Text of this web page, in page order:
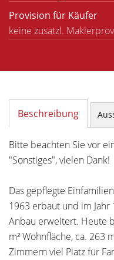
Provision für Käufer
keine zusätzl.
Beschreibung
Bitte beachten Sie vor
"Sonstiges", vielen Dank!
Das gepflegte
1963 erbaut und im
Anbau erweitert. Heute
m² Wohnfläche, ca. 263
Zimmern viel Platz für